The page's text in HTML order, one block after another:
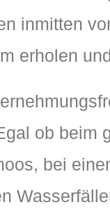
inmitten
erholen
ob beim
bei